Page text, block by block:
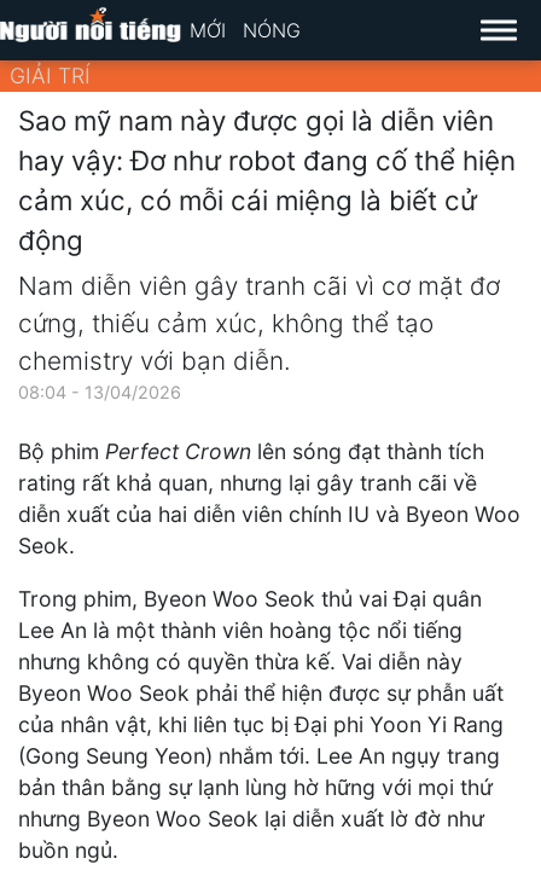
MỚI NÓNG
GIẢI TRÍ
Sao mỹ nam này được gọi là diễn viên
hay vậy: Đơ như robot đang cố thể hiện
cảm xúc, có mỗi cái miệng là biết cử
động
Nam diễn viên gây tranh cãi vì cơ mặt đơ
cứng, thiếu cảm xúc, không thể tạo
chemistry với bạn diễn.
08:04 - 13/04/2026
Bộ phim Perfect Crown lên sóng đạt thành tích
rating rất khả quan, nhưng lại gây tranh cãi về
diễn xuất của hai diễn viên chính IU và Byeon Woo
Seok.
Trong phim, Byeon Woo Seok thủ vai Đại quân
Lee An là một thành viên hoàng tộc nổi tiếng
nhưng không có quyền thừa kế. Vai diễn này
Byeon Woo Seok phải thể hiện được sự phẫn uất
của nhân vật, khi liên tục bị Đại phi Yoon Yi Rang
(Gong Seung Yeon) nhắm tới. Lee An ngụy trang
bản thân bằng sự lạnh lùng hờ hững với mọi thứ
nhưng Byeon Woo Seok lại diễn xuất lờ đờ như
buồn ngủ.